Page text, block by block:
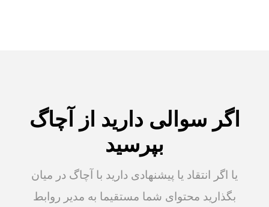
اگر سوالی دارید از آچاگ
بپرسید
یا اگر انتقاد یا پیشنهادی دارید با آچاگ در میان
بگذارید محتوای شما مستقیما به مدیر روابط